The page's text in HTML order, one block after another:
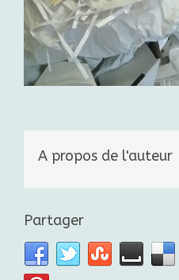
A propos de l'auteur
Partager